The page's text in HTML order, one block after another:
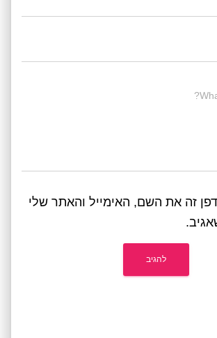
זה את השם, האימייל והאתר שלי